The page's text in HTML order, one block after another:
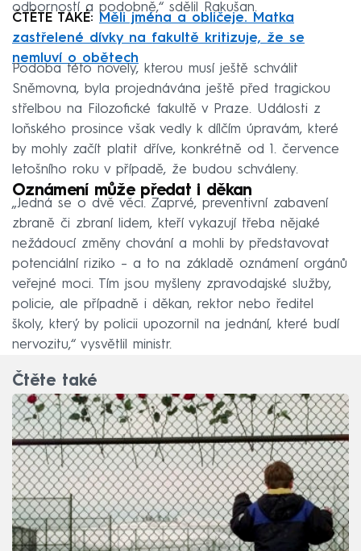
odborností a podobně,“ sdělil Rakušan.
ČTĚTE TAKÉ: Měli jména a obličeje. Matka
zastřelené dívky na fakultě kritizuje, že se
nemluví o obětech
Podoba této novely, kterou musí ještě schválit
Sněmovna, byla projednávána ještě před tragickou
střelbou na Filozofické fakultě v Praze. Události z
loňského prosince však vedly k dílčím úpravám, které
by mohly začít platit dříve, konkrétně od 1. července
letošního roku v případě, že budou schváleny.
Oznámení může předat i děkan
„Jedná se o dvě věci. Zaprvé, preventivní zabavení
zbraně či zbraní lidem, kteří vykazují třeba nějaké
nežádoucí změny chování a mohli by představovat
potenciální riziko – a to na základě oznámení orgánů
veřejné moci. Tím jsou myšleny zpravodajské služby,
policie, ale případně i děkan, rektor nebo ředitel
školy, který by policii upozornil na jednání, které budí
nervozitu,“ vysvětlil ministr.
Čtěte také